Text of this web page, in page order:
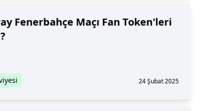
Fenerbahçe Maçı Fan Token'leri
24 Şubat 2025